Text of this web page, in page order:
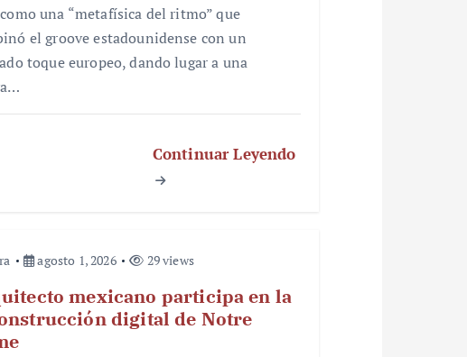
una “metafísica del ritmo” que
el groove estadounidense con un
toque europeo, dando lugar a una
Continuar Leyendo
agosto 1, 2026 29 views
mexicano participa en la
digital de Notre